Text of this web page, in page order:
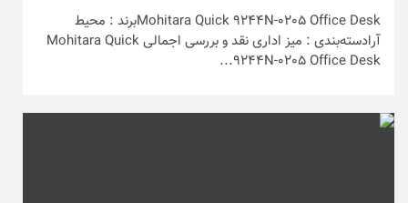
Mohitara Quick 9244N-0205 Office Deskبرند : محیط
آرادسته‌بندی : میز اداری نقد و بررسی اجمالی Mohitara Quick
9244N-0205 Office Desk...